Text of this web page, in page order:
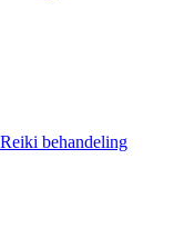
Reiki behandeling